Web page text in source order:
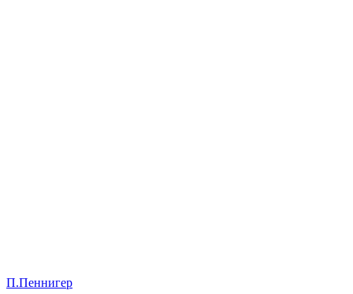
П.Пеннигер